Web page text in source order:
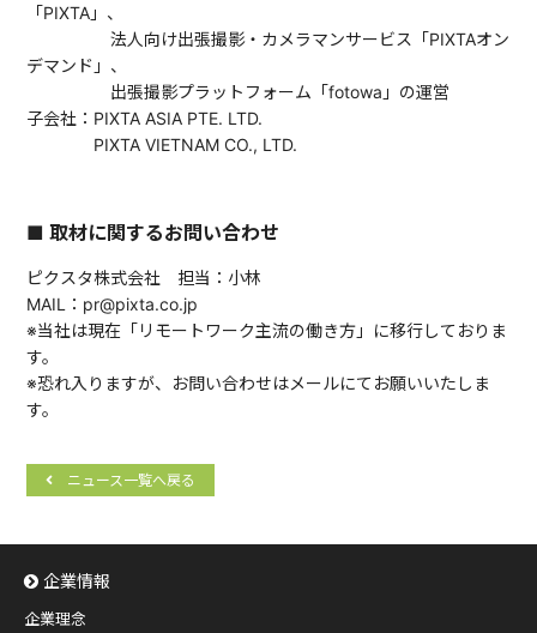
「PIXTA」、
法人向け出張撮影・カメラマンサービス「PIXTAオン
デマンド」、
出張撮影プラットフォーム「fotowa」の運営
子会社：PIXTA ASIA PTE. LTD.
PIXTA VIETNAM CO., LTD.
■ 取材に関するお問い合わせ
ピクスタ株式会社 担当：小林
MAIL：pr@pixta.co.jp
※当社は現在「リモートワーク主流の働き方」に移行しておりま
す。
※恐れ入りますが、お問い合わせはメールにてお願いいたしま
す。
ニュース一覧へ戻る
企業情報
企業理念